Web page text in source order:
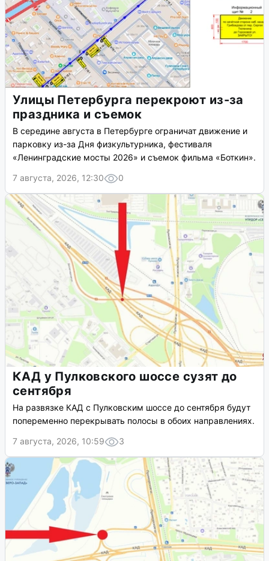
Улицы Петербурга перекроют из-за
праздника и съемок
В середине августа в Петербурге ограничат движение и
парковку из-за Дня физкультурника, фестиваля
«Ленинградские мосты 2026» и съемок фильма «Боткин».
7 августа, 2026, 12:30
0
КАД у Пулковского шоссе сузят до
сентября
На развязке КАД с Пулковским шоссе до сентября будут
попеременно перекрывать полосы в обоих направлениях.
7 августа, 2026, 10:59
3